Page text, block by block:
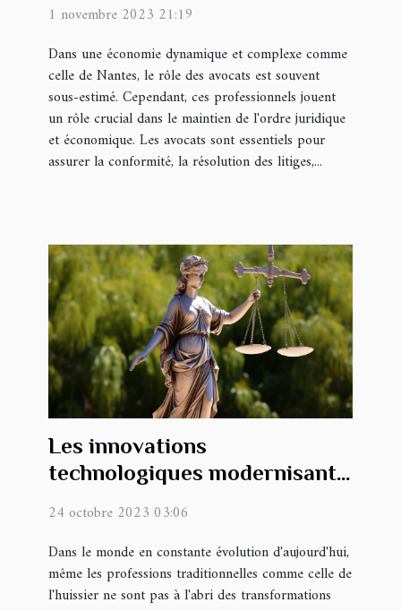
1 novembre 2023 21:19
Dans une économie dynamique et complexe comme
celle de Nantes, le rôle des avocats est souvent
sous-estimé. Cependant, ces professionnels jouent
un rôle crucial dans le maintien de l'ordre juridique
et économique. Les avocats sont essentiels pour
assurer la conformité, la résolution des litiges,...
Les innovations
technologiques modernisant
24 octobre 2023 03:06
Dans le monde en constante évolution d'aujourd'hui,
même les professions traditionnelles comme celle de
l'huissier ne sont pas à l'abri des transformations